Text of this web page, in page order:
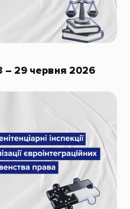
– 29 червня 2026